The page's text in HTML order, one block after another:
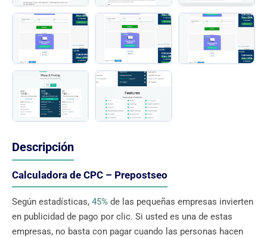
Descripción
Calculadora de CPC – Prepostseo
Según estadísticas, 45% de las pequeñas empresas invierten
en publicidad de pago por clic. Si usted es una de estas
empresas, no basta con pagar cuando las personas hacen